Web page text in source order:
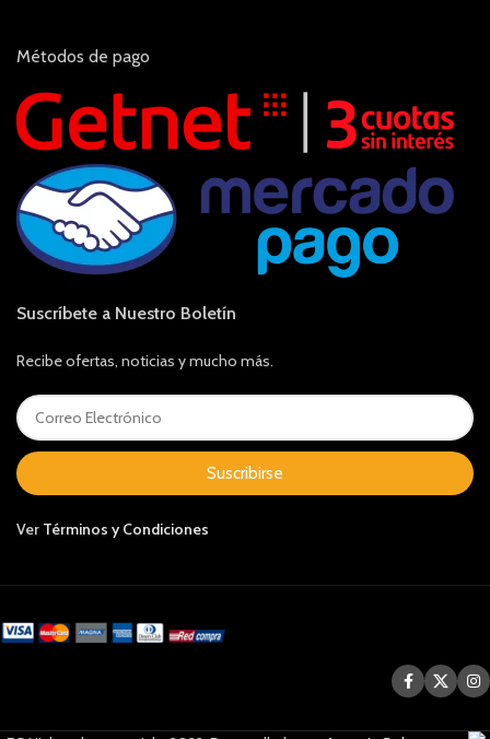
Métodos de pago
Suscríbete a Nuestro Boletín
Recibe ofertas, noticias y mucho más.
Suscribirse
Ver Términos y Condiciones